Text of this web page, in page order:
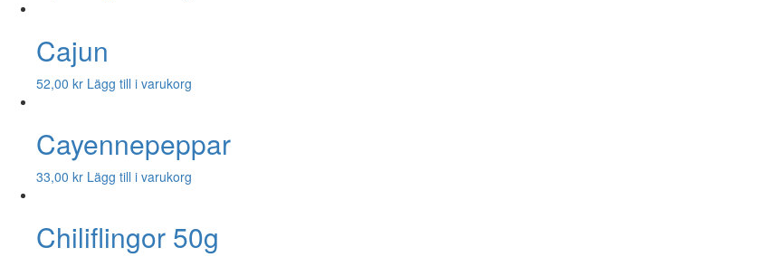
Cajun
52,00 kr Lägg till i varukorg
Cayennepeppar
33,00 kr Lägg till i varukorg
Chiliflingor 50g